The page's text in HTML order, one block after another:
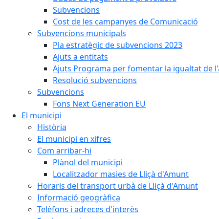
Subvencions
Cost de les campanyes de Comunicació
Subvencions municipals
Pla estratègic de subvencions 2023
Ajuts a entitats
Ajuts Programa per fomentar la igualtat de
Resolució subvencions
Subvencions
Fons Next Generation EU
El municipi
Història
El municipi en xifres
Com arribar-hi
Plànol del municipi
Localitzador masies de Lliçà d'Amunt
Horaris del transport urbà de Lliçà d'Amunt
Informació geogràfica
Telèfons i adreces d'interès